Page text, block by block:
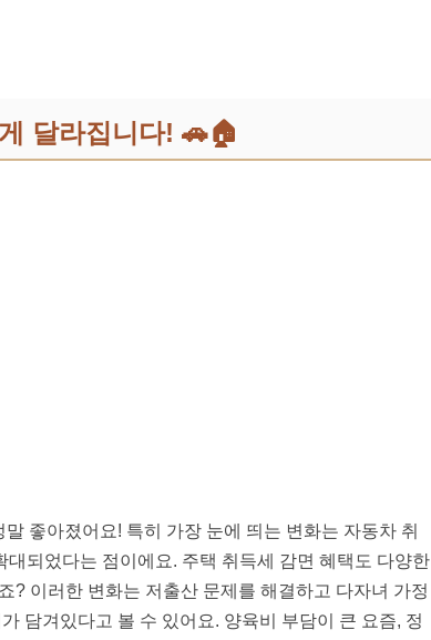
달라집니다! 🚗🏠
좋아졌어요! 특히 가장 눈에 띄는 변화는 자동차 취
되었다는 점이에요. 주택 취득세 감면 혜택도 다양한
? 이러한 변화는 저출산 문제를 해결하고 다자녀 가정
담겨있다고 볼 수 있어요. 양육비 부담이 큰 요즘, 정